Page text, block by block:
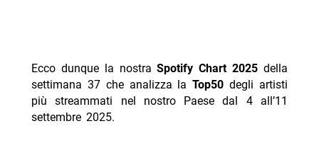
Ecco dunque la nostraSpotify Chart 2025 della
settimana 37 che analizza laTop50 degli artisti
più streammati nel nostro Paese dal 4 all’11
settembre 2025.